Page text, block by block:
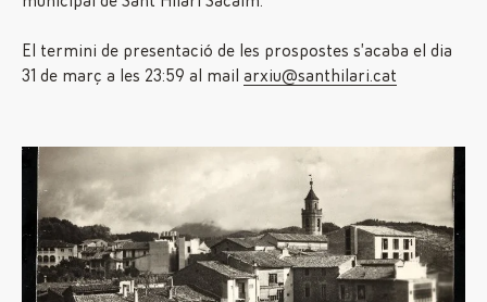
El termini de presentació de les prospostes s’acaba el dia
31 de març a les 23:59 al mail arxiu@santhilari.cat